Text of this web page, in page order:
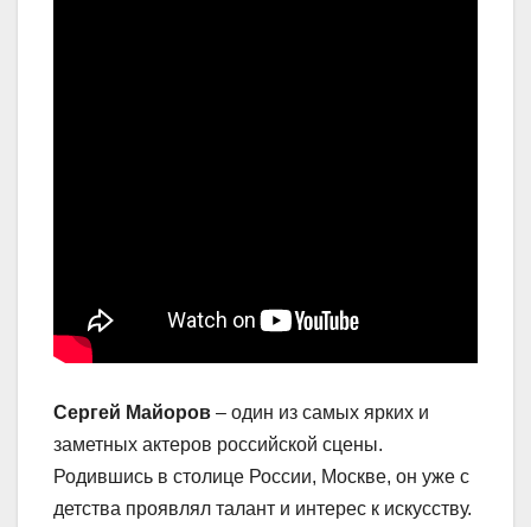
Сергей Майоров – один из самых ярких и
заметных актеров российской сцены.
Родившись в столице России, Москве, он уже с
детства проявлял талант и интерес к искусству.